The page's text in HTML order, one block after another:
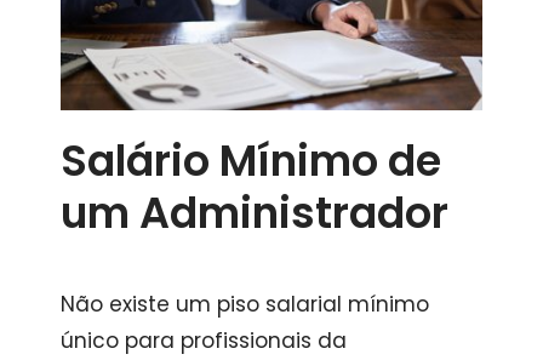
Salário Mínimo de
um Administrador
Não existe um piso salarial mínimo
único para profissionais da